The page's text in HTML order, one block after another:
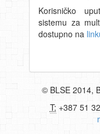
Korisničko
sistemu za
dostupno na
© BLSE 2014,
T: +387 51